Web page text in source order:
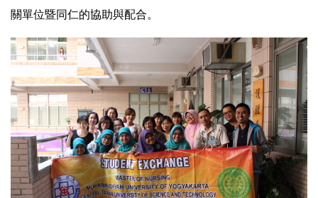
關單位暨同仁的協助與配合。